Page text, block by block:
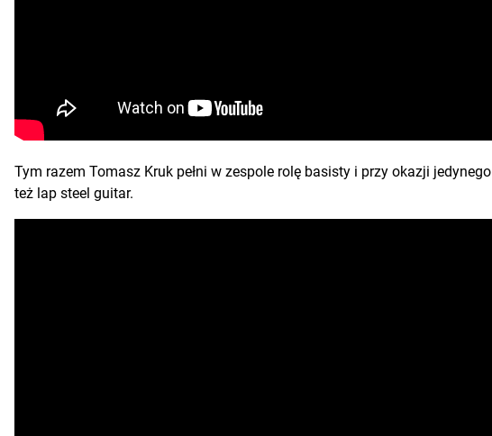
Tym razem Tomasz Kruk pełni w zespole rolę basisty i przy okazji
też lap steel guitar.